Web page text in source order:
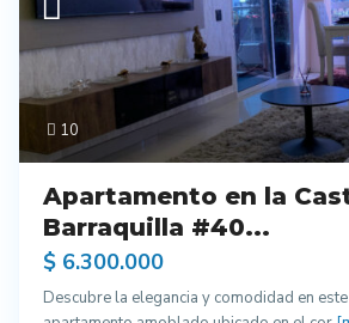
10
Apartamento en la
Barraquilla #40...
$ 6.300.000
Descubre la elegancia y comodidad en